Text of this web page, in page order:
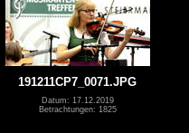
191211CP7_0071.JPG
Datum: 17.12.2019
Betrachtungen: 1825